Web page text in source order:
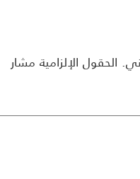
الحقول الإلزامية مشار